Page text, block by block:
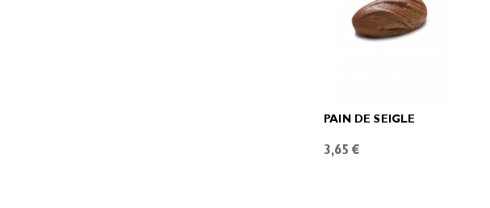
PAIN DE SEIGLE
3,65 €